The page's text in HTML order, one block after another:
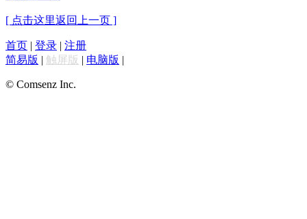
[ 点击这里返回上一页 ]
首页 | 登录 | 注册
简易版 | 触屏版 | 电脑版 |
© Comsenz Inc.